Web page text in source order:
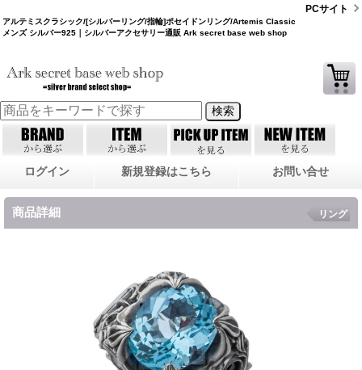
アルテミスクラシック/[シルバーリング/指輪]ポセイドンリング/Artemis Classic
メンズ シルバー925｜シルバーアクセサリー通販 Ark secret base web shop
PCサイト
ログイン 新規登録はこちら お問い合せ
商品詳細 リング